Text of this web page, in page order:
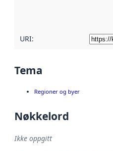
URI:
Tema
Regioner og byer
Nøkkelord
Ikke oppgitt